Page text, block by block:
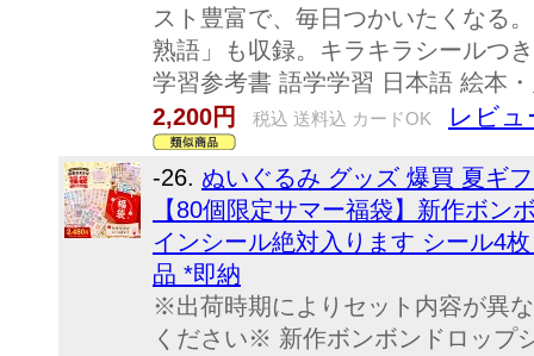
スト豊富で、毎日つかいたくなる
熟語」も収録。キラキラシールつ
学習参考書 語学学習 日本語 絵本
2,200円
税込 送料込 カードOK レビュ
-26. ぬいぐるみ グッズ 爆買 夏ギ
【80個限定サマー福袋】新作ボン
インシール絶対入ります シール4
品 *即納
※出荷時期によりセット内容が異
ください※ 新作ボンボンドロップ